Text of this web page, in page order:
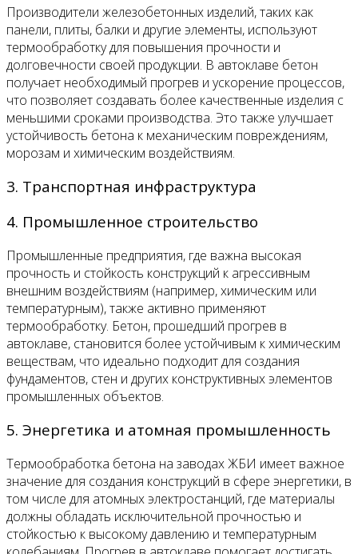
Производители железобетонных изделий, таких как
панели, плиты, балки и другие элементы, используют
термообработку для повышения прочности и
долговечности своей продукции. В автоклаве бетон
получает необходимый прогрев и ускорение процессов,
что позволяет создавать более качественные изделия с
меньшими сроками производства. Это также улучшает
устойчивость бетона к механическим повреждениям,
морозам и химическим воздействиям.
3. Транспортная инфраструктура
4. Промышленное строительство
Промышленные предприятия, где важна высокая
прочность и стойкость конструкций к агрессивным
внешним воздействиям (например, химическим или
температурным), также активно применяют
термообработку. Бетон, прошедший прогрев в
автоклаве, становится более устойчивым к химическим
веществам, что идеально подходит для создания
фундаментов, стен и других конструктивных элементов
промышленных объектов.
5. Энергетика и атомная промышленность
Термообработка бетона на заводах ЖБИ имеет важное
значение для создания конструкций в сфере энергетики, в
том числе для атомных электростанций, где материалы
должны обладать исключительной прочностью и
стойкостью к высокому давлению и температурным